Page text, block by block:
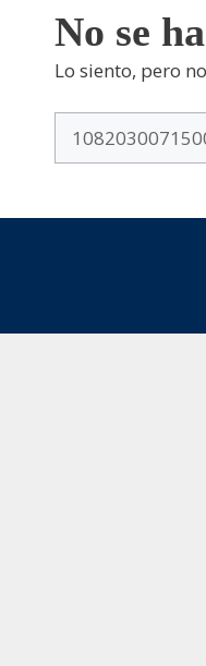
No se
Lo siento, pero